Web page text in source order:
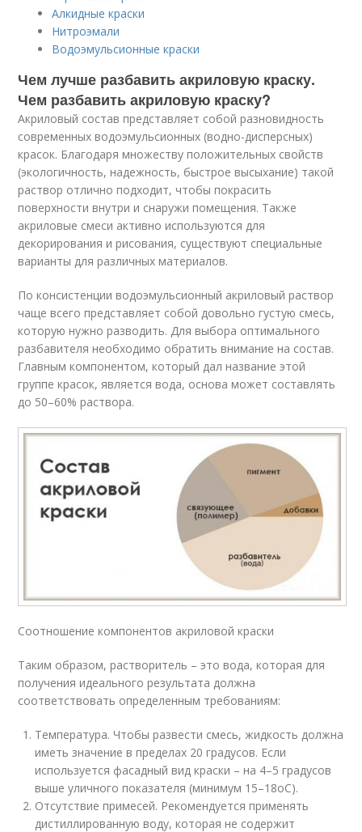
Алкидные краски
Нитроэмали
Водоэмульсионные краски
Чем лучше разбавить акриловую краску.
Чем разбавить акриловую краску?
Акриловый состав представляет собой разновидность
современных водоэмульсионных (водно-дисперсных)
красок. Благодаря множеству положительных свойств
(экологичность, надежность, быстрое высыхание) такой
раствор отлично подходит, чтобы покрасить
поверхности внутри и снаружи помещения. Также
акриловые смеси активно используются для
декорирования и рисования, существуют специальные
варианты для различных материалов.
По консистенции водоэмульсионный акриловый раствор
чаще всего представляет собой довольно густую смесь,
которую нужно разводить. Для выбора оптимального
разбавителя необходимо обратить внимание на состав.
Главным компонентом, который дал название этой
группе красок, является вода, основа может составлять
до 50–60% раствора.
Соотношение компонентов акриловой краски
Таким образом, растворитель – это вода, которая для
получения идеального результата должна
соответствовать определенным требованиям:
Температура. Чтобы развести смесь, жидкость должна
иметь значение в пределах 20 градусов. Если
используется фасадный вид краски – на 4–5 градусов
выше уличного показателя (минимум 15–18оС).
Отсутствие примесей. Рекомендуется применять
дистиллированную воду, которая не содержит